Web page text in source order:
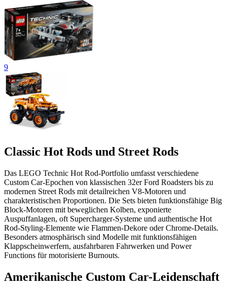
9
Classic Hot Rods und Street Rods
Das LEGO Technic Hot Rod-Portfolio umfasst verschiedene
Custom Car-Epochen von klassischen 32er Ford Roadsters bis zu
modernen Street Rods mit detailreichen V8-Motoren und
charakteristischen Proportionen. Die Sets bieten funktionsfähige Big
Block-Motoren mit beweglichen Kolben, exponierte
Auspuffanlagen, oft Supercharger-Systeme und authentische Hot
Rod-Styling-Elemente wie Flammen-Dekore oder Chrome-Details.
Besonders atmosphärisch sind Modelle mit funktionsfähigen
Klappscheinwerfern, ausfahrbaren Fahrwerken und Power
Functions für motorisierte Burnouts.
Amerikanische Custom Car-Leidenschaft